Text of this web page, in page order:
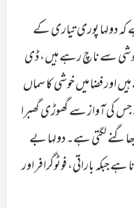
کہ دولہا پوری تیاری کے
سے ناچ رہے ہیں، ڈی
فضا میں خوشی کا سماں
کی آواز سے گھوڑی گھبرا
لگتی ہے۔ دولہا بے
جبکہ باراتی، فوٹوگرافر اور